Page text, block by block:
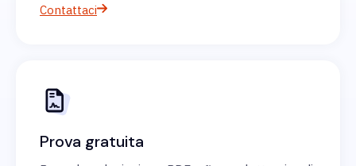
Contattaci
Prova gratuita